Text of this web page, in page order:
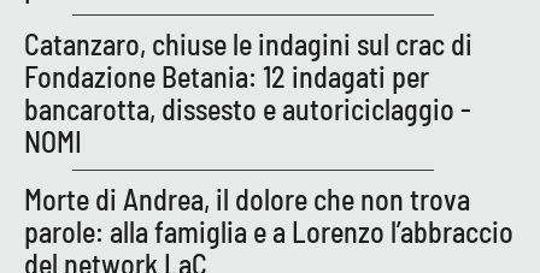
Catanzaro
Crotone
Vibo Valentia
Reggio Calabria
Catanzaro, chiuse le indagini sul crac di
Fondazione Betania: 12 indagati per
bancarotta, dissesto e autoriciclaggio -
NOMI
Morte di Andrea, il dolore che non trova
parole: alla famiglia e a Lorenzo l’abbraccio
del network LaC